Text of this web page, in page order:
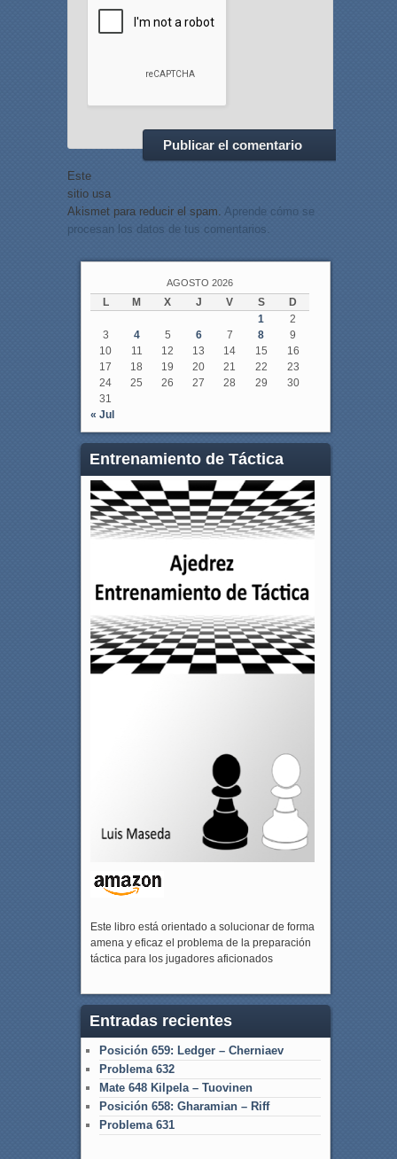
Este
sitio usa
Akismet para reducir el spam. Aprende cómo se
procesan los datos de tus comentarios.
AGOSTO 2026
L M X J V S
D
1
2
3
4 5 6 7 8
9
10
11 12 13 14 15
16
17
18 19 20 21 22
23
24
25 26 27 28 29
30
31
« Jul
Entrenamiento de Táctica
Este libro está orientado a solucionar de forma
amena y eficaz el problema de la preparación
táctica para los jugadores aficionados
Entradas recientes
Posición 659: Ledger – Cherniaev
Problema 632
Mate 648 Kilpela – Tuovinen
Posición 658: Gharamian – Riff
Problema 631